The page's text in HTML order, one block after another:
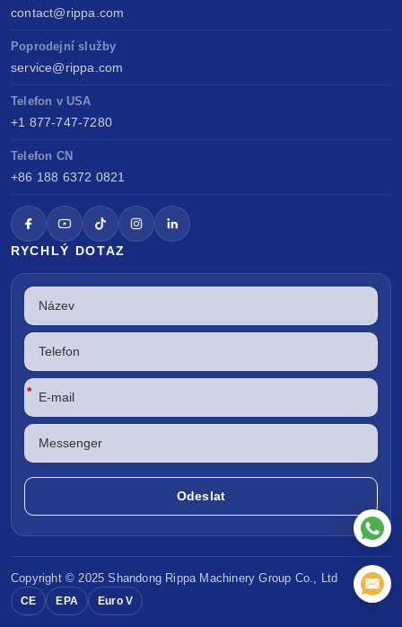
contact@rippa.com
Poprodejní služby
service@rippa.com
Telefon v USA
+1 877-747-7280
Telefon CN
+86 188 6372 0821
RYCHLÝ DOTAZ
*
Copyright © 2025 Shandong Rippa Machinery Group Co., Ltd
CE EPA Euro V